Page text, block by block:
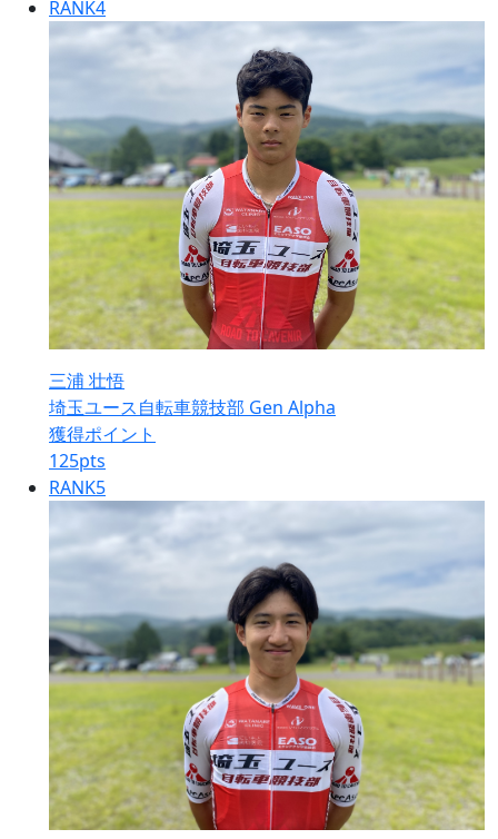
RANK4
三浦 壮悟
埼玉ユース自転車競技部 Gen Alpha
獲得ポイント
125pts
RANK5